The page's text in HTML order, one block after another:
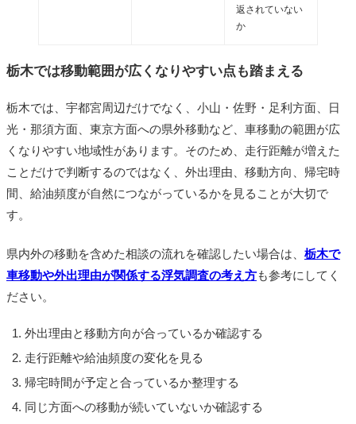
返されていない
か
栃木では移動範囲が広くなりやすい点も踏まえる
栃木では、宇都宮周辺だけでなく、小山・佐野・足利方面、日
光・那須方面、東京方面への県外移動など、車移動の範囲が広
くなりやすい地域性があります。そのため、走行距離が増えた
ことだけで判断するのではなく、外出理由、移動方向、帰宅時
間、給油頻度が自然につながっているかを見ることが大切で
す。
県内外の移動を含めた相談の流れを確認したい場合は、 栃木で
車移動や外出理由が関係する浮気調査の考え方も参考にしてく
ださい。
外出理由と移動方向が合っているか確認する
走行距離や給油頻度の変化を見る
帰宅時間が予定と合っているか整理する
同じ方面への移動が続いていないか確認する